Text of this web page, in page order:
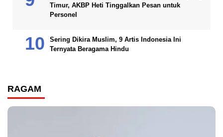
Timur, AKBP Heti Tinggalkan Pesan untuk
Personel
Sering Dikira Muslim, 9 Artis Indonesia Ini
Ternyata Beragama Hindu
RAGAM